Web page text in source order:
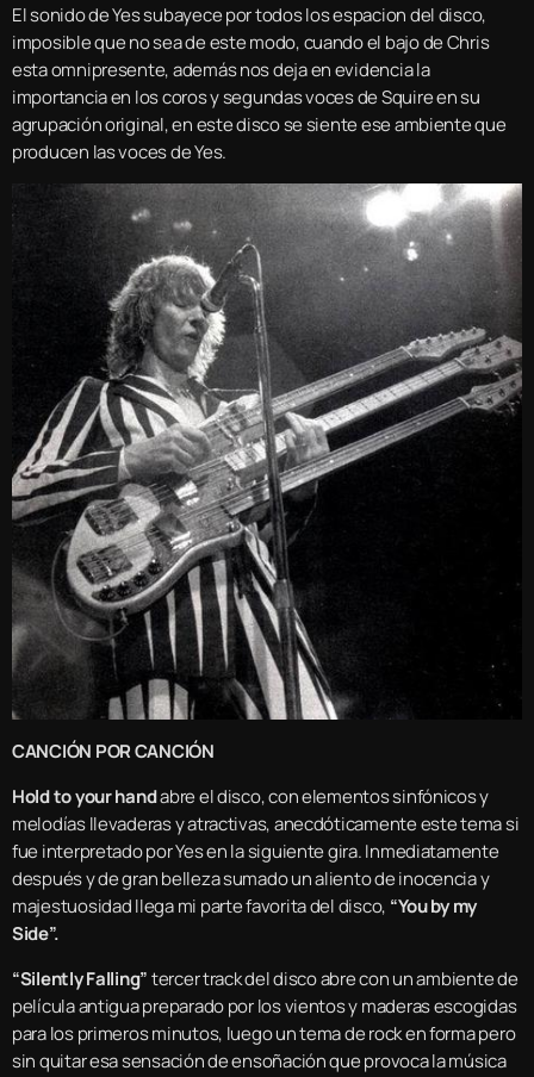
El sonido de Yes subayece por todos los espacion del disco,
imposible que no sea de este modo, cuando el bajo de Chris
esta omnipresente, además nos deja en evidencia la
importancia en los coros y segundas voces de Squire en su
agrupación original, en este disco se siente ese ambiente que
producen las voces de Yes.
CANCIÓN POR CANCIÓN
Hold to your handabre el disco, con elementos sinfónicos y
melodías llevaderas y atractivas, anecdóticamente este tema si
fue interpretado por Yes en la siguiente gira. Inmediatamente
después y de gran belleza sumado un aliento de inocencia y
majestuosidad llega mi parte favorita del disco, “You by my
Side”.
“Silently Falling”tercer track del disco abre con un ambiente de
película antigua preparado por los vientos y maderas escogidas
para los primeros minutos, luego un tema de rock en forma pero
sin quitar esa sensación de ensoñación que provoca la música